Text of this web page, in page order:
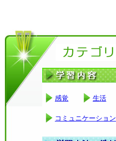
感覚 生活
コミュニケーション